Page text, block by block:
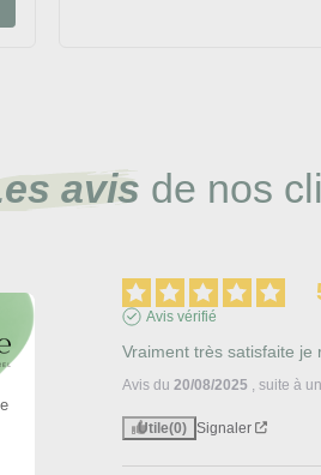
avis de nos
Avis vérifié
Vraiment très satisfaite je
Avis du 20/08/2025 , suite à
Utile(0) Signaler